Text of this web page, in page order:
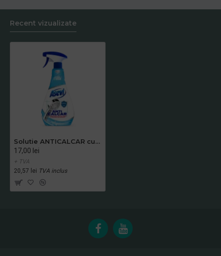
Recent vizualizate
Solutie ANTICALCAR cu pulverizator ASEVI 750ML
17,00 lei
+ TVA
20,57 lei TVA inclus